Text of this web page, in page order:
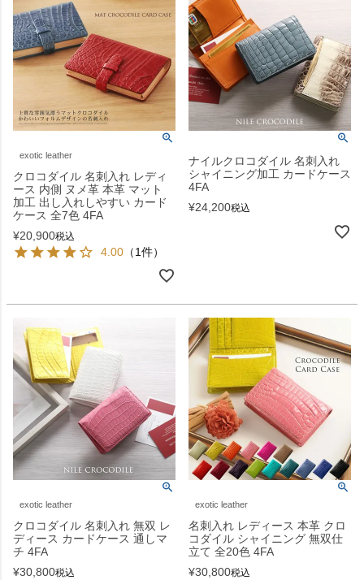
exotic leather
クロコダイル 名刺入れ レディ
ース 内側 ヌメ革 本革 マット
加工 出し入れしやすい カード
ケース 全7色 4FA
¥20,900税込
4.00 （1件）
ナイルクロコダイル 名刺入れ
シャイニング加工 カードケース
4FA
¥24,200税込
exotic leather
クロコダイル 名刺入れ 無双 レ
ディース カードケース 通しマ
チ 4FA
¥30,800税込
exotic leather
名刺入れ レディース 本革 クロ
コダイル シャイニング 無双仕
立て 全20色 4FA
¥30,800税込